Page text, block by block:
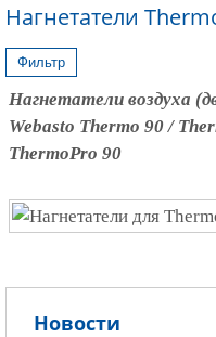
Нагнетатели
Фильтр
Нагнетатели воздуха
Webasto Thermo 90 /
ThermoPro 90
Новости